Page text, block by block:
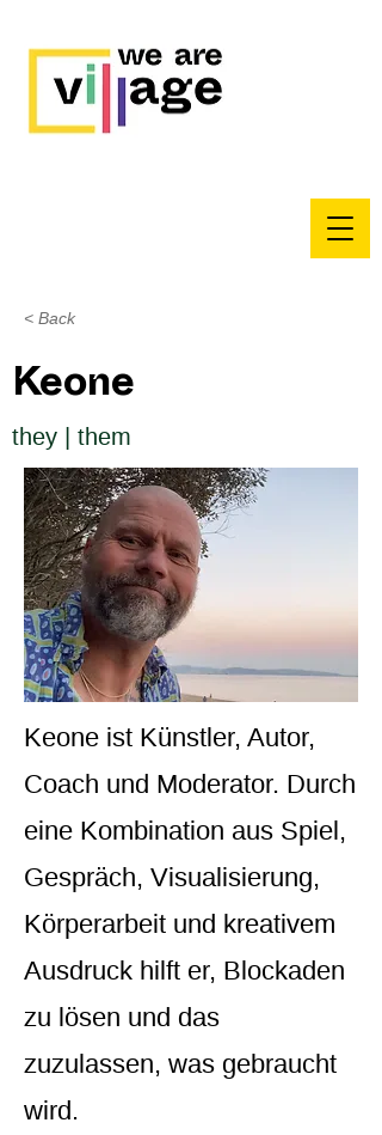
< Back
Keone
they | them
Keone ist Künstler, Autor,
Coach und Moderator. Durch
eine Kombination aus Spiel,
Gespräch, Visualisierung,
Körperarbeit und kreativem
Ausdruck hilft er, Blockaden
zu lösen und das
zuzulassen, was gebraucht
wird.